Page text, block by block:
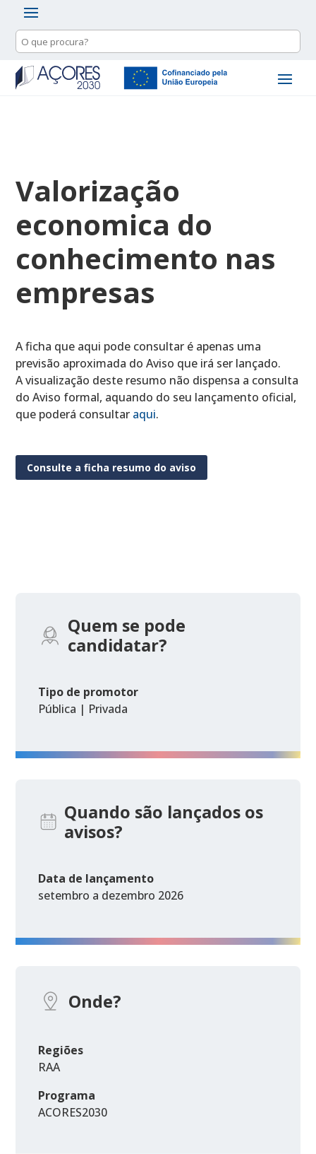
Valorização
economica do
conhecimento nas
empresas
A ficha que aqui pode consultar é apenas uma
previsão aproximada do Aviso que irá ser lançado.
A visualização deste resumo não dispensa a consulta
do Aviso formal, aquando do seu lançamento oficial,
que poderá consultar aqui.
Consulte a ficha resumo do aviso
Quem se pode
candidatar?
Tipo de promotor
Pública | Privada
Quando são lançados os
avisos?
Data de lançamento
setembro a dezembro 2026
Onde?
Regiões
RAA
Programa
ACORES2030